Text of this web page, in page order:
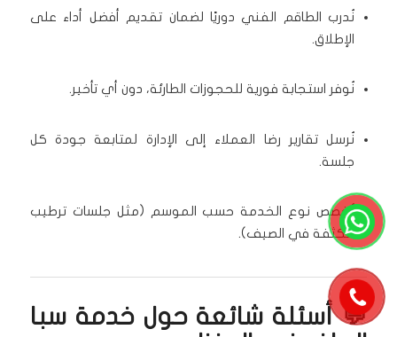
نُدرب الطاقم الفني دوريًا لضمان تقديم أفضل أداء على
الإطلاق.
نُوفر استجابة فورية للحجوزات الطارئة، دون أي تأخير.
نُرسل تقارير رضا العملاء إلى الإدارة لمتابعة جودة كل
جلسة.
نُخصص نوع الخدمة حسب الموسم (مثل جلسات ترطيب
مكثفة في الصيف).
💬 أسئلة شائعة حول خدمة سبا